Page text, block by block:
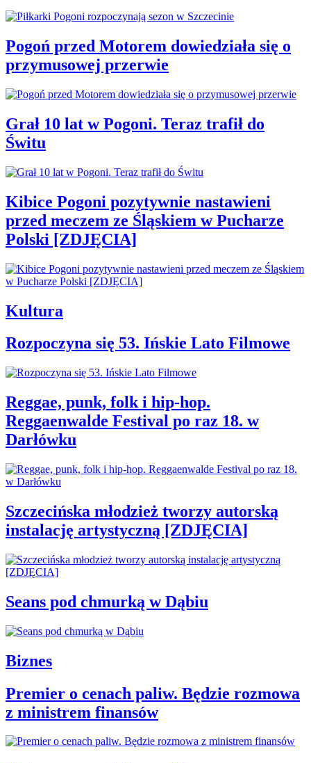
Pogoń przed Motorem dowiedziała się o
przymusowej przerwie
Grał 10 lat w Pogoni. Teraz trafił do
Świtu
Kibice Pogoni pozytywnie nastawieni
przed meczem ze Śląskiem w Pucharze
Polski [ZDJĘCIA]
Kultura
Rozpoczyna się 53. Ińskie Lato Filmowe
Reggae, punk, folk i hip-hop.
Reggaenwalde Festival po raz 18. w
Darłówku
Szczecińska młodzież tworzy autorską
instalację artystyczną [ZDJĘCIA]
Seans pod chmurką w Dąbiu
Biznes
Premier o cenach paliw. Będzie rozmowa
z ministrem finansów